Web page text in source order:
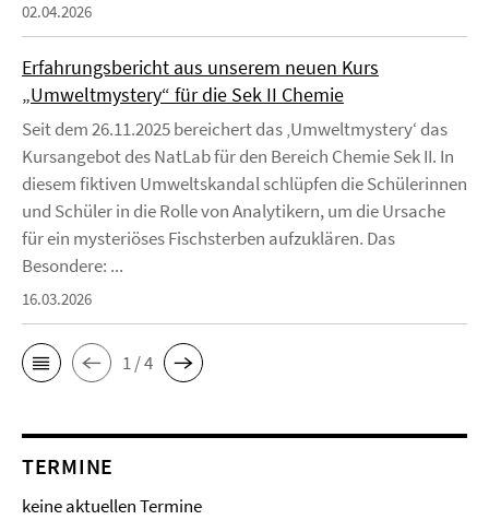
02.04.2026
Erfahrungsbericht aus unserem neuen Kurs
„Umweltmystery“ für die Sek II Chemie
Seit dem 26.11.2025 bereichert das ‚Umweltmystery‘ das
Kursangebot des NatLab für den Bereich Chemie Sek II. In
diesem fiktiven Umweltskandal schlüpfen die Schülerinnen
und Schüler in die Rolle von Analytikern, um die Ursache
für ein mysteriöses Fischsterben aufzuklären. Das
Besondere: ...
16.03.2026
1 / 4
TERMINE
keine aktuellen Termine